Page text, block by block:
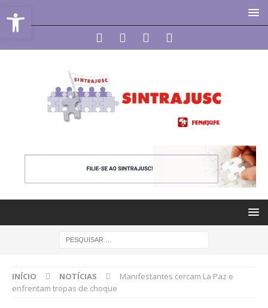
Abrir a barra de ferramentas
INÍCIO NOTÍCIAS
Manifestantes cercam La Paz e
enfrentam tropas de choque